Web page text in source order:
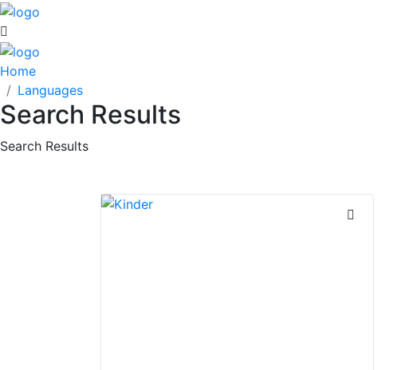
Home
Languages
Search Results
Search Results